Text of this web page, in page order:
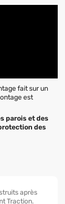
fait sur un
est
parois et des
des
après
Traction.